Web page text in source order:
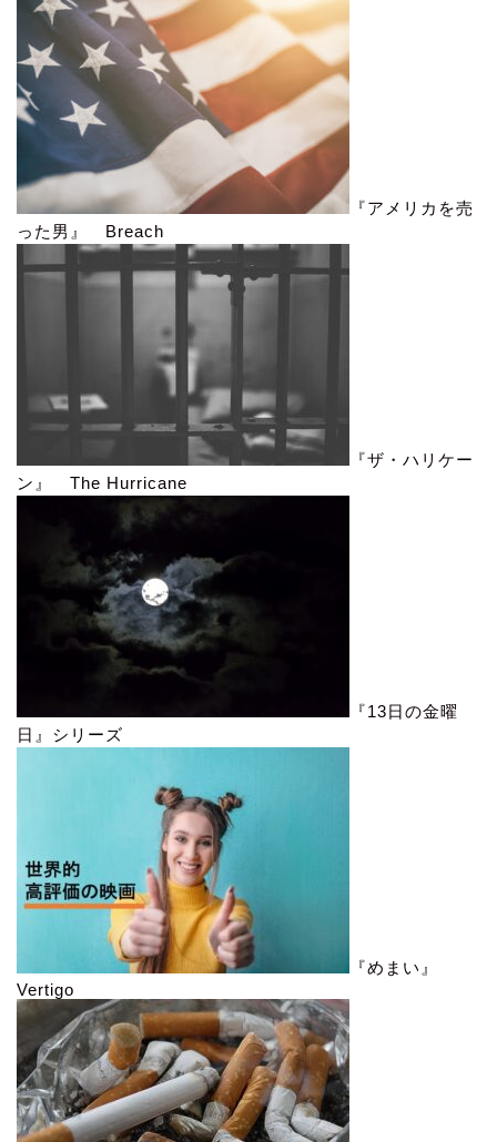
『アメリカを売
った男』 Breach
『ザ・ハリケー
ン』 The Hurricane
『13日の金曜
日』シリーズ
『めまい』
Vertigo